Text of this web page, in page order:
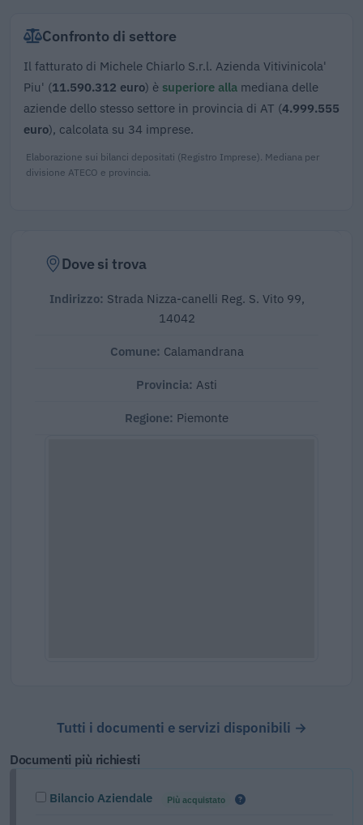
Confronto di settore
Il fatturato di Michele Chiarlo S.r.l. Azienda Vitivinicola'
Piu' (11.590.312 euro) è superiore alla mediana delle
aziende dello stesso settore in provincia di AT (4.999.555
euro), calcolata su 34 imprese.
Elaborazione sui bilanci depositati (Registro Imprese). Mediana per
divisione ATECO e provincia.
Dove si trova
Indirizzo: Strada Nizza-canelli Reg. S. Vito 99,
14042
Comune: Calamandrana
Provincia: Asti
Regione: Piemonte
Tutti i documenti e servizi disponibili →
Documenti più richiesti
Bilancio Aziendale Più acquistato